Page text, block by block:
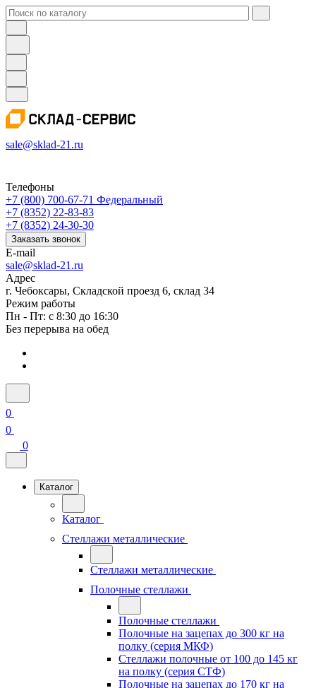
sale@sklad-21.ru
Телефоны
+7 (800) 700-67-71 Федеральный
+7 (8352) 22-83-83
+7 (8352) 24-30-30
Заказать звонок
E-mail
sale@sklad-21.ru
Адрес
г. Чебоксары, Складской проезд 6, склад 34
Режим работы
Пн - Пт: с 8:30 до 16:30
Без перерыва на обед
0
0
0
Каталог
Каталог
Стеллажи металлические
Стеллажи металлические
Полочные стеллажи
Полочные стеллажи
Полочные на зацепах до 300 кг на
полку (серия МКФ)
Стеллажи полочные от 100 до 145 кг
на полку (серия СТФ)
Полочные на зацепах до 170 кг на